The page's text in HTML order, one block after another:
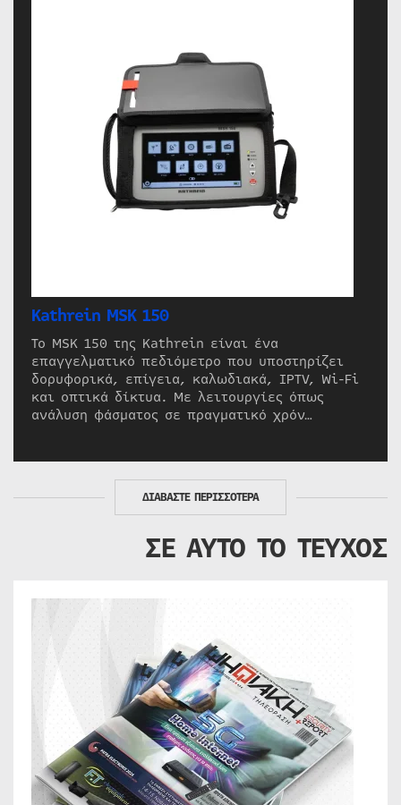
Kathrein MSK 150
Το MSK 150 της Kathrein είναι ένα
επαγγελματικό πεδιόμετρο που υποστηρίζει
δορυφορικά, επίγεια, καλωδιακά, IPTV, Wi-Fi
και οπτικά δίκτυα. Με λειτουργίες όπως
ανάλυση φάσματος σε πραγματικό χρόν…
ΔΙΑΒΑΣΤΕ ΠΕΡΙΣΣΟΤΕΡΑ
ΣΕ ΑΥΤΟ ΤΟ ΤΕΥΧΟΣ